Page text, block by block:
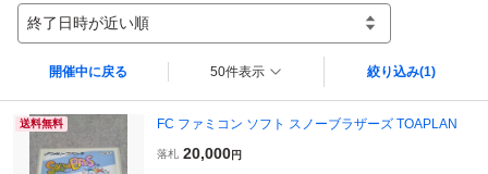
終了日時が近い順
開催中に戻る 50件表示 絞り込み(1)
送料無料 FC ファミコン ソフト スノーブラザーズ TOAPLAN
落札 20,000円